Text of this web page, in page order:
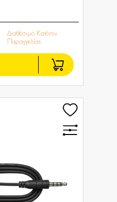
Διαθέσιμο Κατόπιν
Παραγγελίας